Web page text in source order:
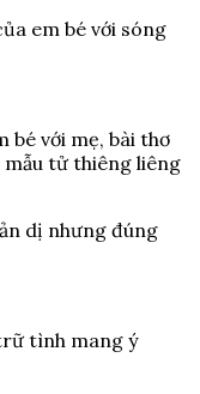
em bé với sóng
bé với mẹ, bài thơ
tử thiêng liêng
dị nhưng đúng
tình mang ý